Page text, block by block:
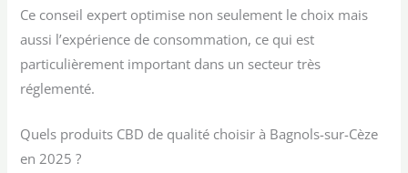
Ce conseil expert optimise non seulement le choix mais
aussi l’expérience de consommation, ce qui est
particulièrement important dans un secteur très
réglementé.
Quels produits CBD de qualité choisir à Bagnols-sur-Cèze
en 2025 ?